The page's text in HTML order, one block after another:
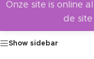
Onze site is online
de
Show sidebar